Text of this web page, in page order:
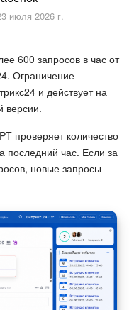
июля 2026 г.
600 запросов в час от
Ограничение
и действует на
версии.
проверяет количество
последний час. Если за
новые запросы